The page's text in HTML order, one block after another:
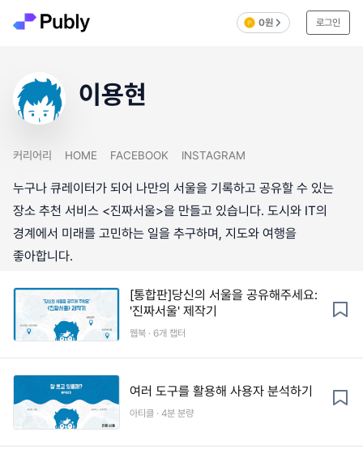
0원 로그인
이용현
커리어리 HOME FACEBOOK INSTAGRAM
누구나 큐레이터가 되어 나만의 서울을 기록하고 공유할 수 있는
장소 추천 서비스 <진짜서울>을 만들고 있습니다. 도시와 IT의
경계에서 미래를 고민하는 일을 추구하며, 지도와 여행을
좋아합니다.
[통합판]당신의 서울을 공유해주세요:
'진짜서울' 제작기
웹북 · 6개 챕터
여러 도구를 활용해 사용자 분석하기
아티클 · 4분 분량